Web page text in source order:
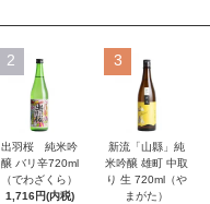
2
出羽桜 純米吟
醸 バリ辛720ml
（でわざくら）
1,716円(内税)
3
新流「山縣」純
米吟醸 雄町 中取
り 生 720ml（や
まがた）